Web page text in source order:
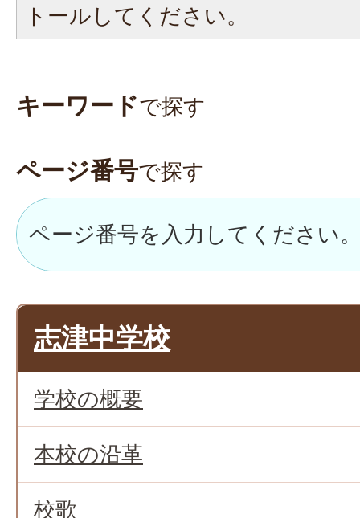
トールしてください。
キーワードで探す
ページ番号で探す
志津中学校
学校の概要
本校の沿革
校歌